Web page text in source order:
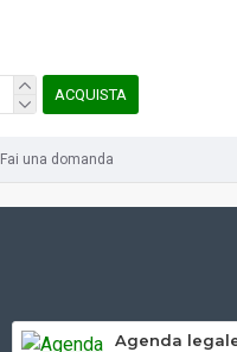
ACQUISTA
Fai una domanda
Agenda